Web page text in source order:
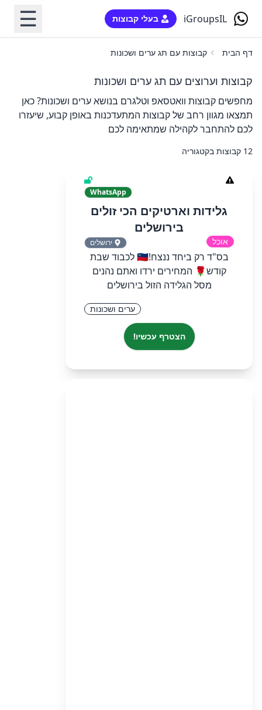
iGroupsIL בעלי קבוצות ☰
דף הבית קבוצות עם תג ערים ושכונות
קבוצות וערוצים עם תג ערים ושכונות
מחפשים קבוצות וואטסאפ וטלגרם בנושא ערים ושכונות? כאן
תמצאו מגוון רחב של קבוצות המתעדכנות באופן קבוע, שיעזרו
לכם להתחבר לקהילה שמתאימה לכם
12 קבוצות בקטגוריה
WhatsApp
גלידות וארטיקים הכי זולים
בירושלים
אוכל ירושלים
בס"ד רק ביחד ננצח!🇮🇱 לכבוד שבת
קודש🌹 המחירים ירדו ואתם נהנים
מסל הגלידה הזול בירושלים
ערים ושכונות
הצטרף עכשיו!